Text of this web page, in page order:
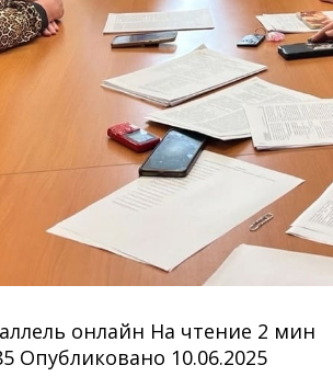
онлайн На чтение 2 мин
Опубликовано 10.06.2025